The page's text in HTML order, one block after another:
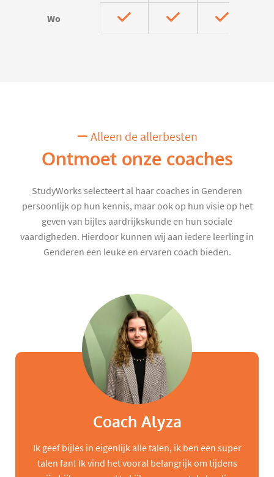
Wo
Alleen de allerbesten
Ontmoet onze coaches
StudyWorks selecteert al haar coaches in Genderen
persoonlijk op hun kennis, maar ook op hun visie op het
geven van bijles aardrijkskunde en hun sociale
vaardigheden. Hierdoor kunnen wij aan iedere leerling in
Genderen een leuke en ervaren coach bieden.
Coach Alyza
Ik geef bijles in eigenlijk alle talen, ik ben een super
talen fan! Ik vind het vooral belangrijk om tijdens